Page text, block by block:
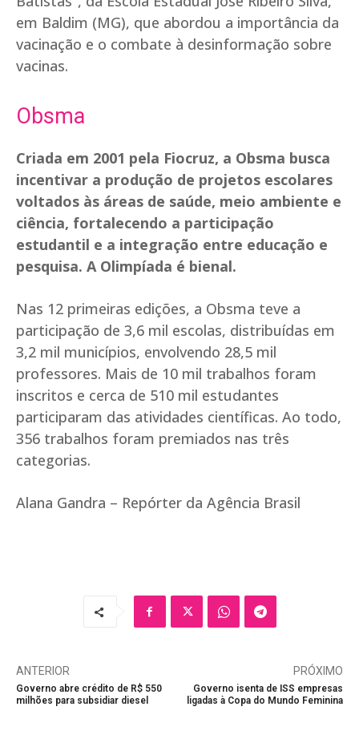
em Baldim (MG), que abordou a importância da
vacinação e o combate à desinformação sobre
vacinas.
Obsma
Criada em 2001 pela Fiocruz, a Obsma busca
incentivar a produção de projetos escolares
voltados às áreas de saúde, meio ambiente e
ciência, fortalecendo a participação
estudantil e a integração entre educação e
pesquisa. A Olimpíada é bienal.
Nas 12 primeiras edições, a Obsma teve a
participação de 3,6 mil escolas, distribuídas em
3,2 mil municípios, envolvendo 28,5 mil
professores. Mais de 10 mil trabalhos foram
inscritos e cerca de 510 mil estudantes
participaram das atividades científicas. Ao todo,
356 trabalhos foram premiados nas três
categorias.
Alana Gandra – Repórter da Agência Brasil
ANTERIOR
Governo abre crédito de R$ 550
milhões para subsidiar diesel
PRÓXIMO
Governo isenta de ISS empresas
ligadas à Copa do Mundo Feminina